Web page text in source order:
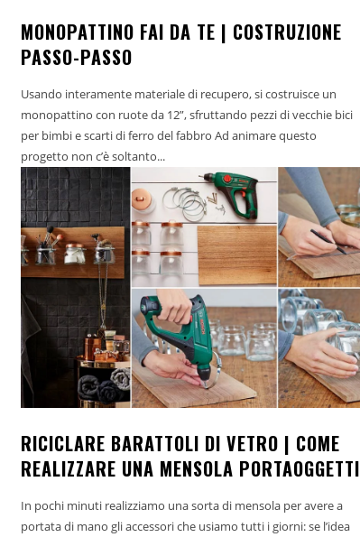
MONOPATTINO FAI DA TE | COSTRUZIONE
PASSO-PASSO
Usando interamente materiale di recupero, si costruisce un
monopattino con ruote da 12”, sfruttando pezzi di vecchie bici
per bimbi e scarti di ferro del fabbro Ad animare questo
progetto non c’è soltanto...
RICICLARE BARATTOLI DI VETRO | COME
REALIZZARE UNA MENSOLA PORTAOGGETTI
In pochi minuti realizziamo una sorta di mensola per avere a
portata di mano gli accessori che usiamo tutti i giorni: se l’idea